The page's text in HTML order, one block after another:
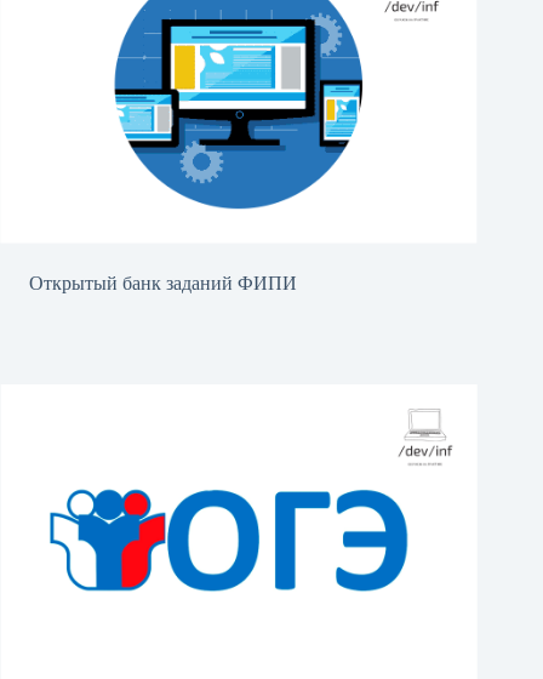
Открытый банк заданий ФИПИ